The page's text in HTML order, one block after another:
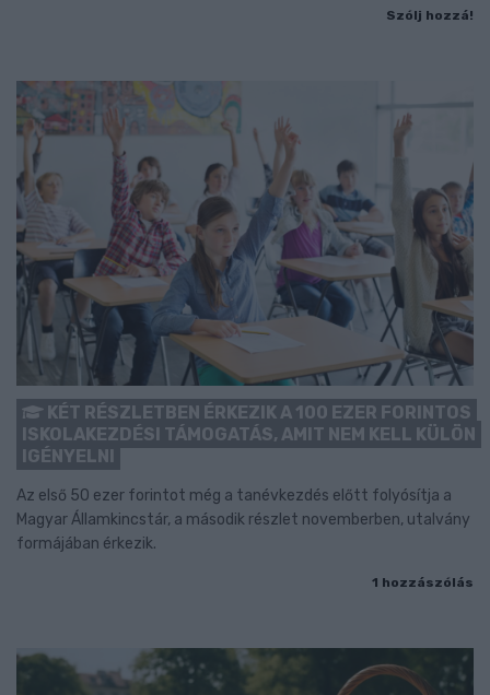
Szólj hozzá!
KÉT RÉSZLETBEN ÉRKEZIK A 100 EZER FORINTOS
ISKOLAKEZDÉSI TÁMOGATÁS, AMIT NEM KELL KÜLÖN
IGÉNYELNI
Az első 50 ezer forintot még a tanévkezdés előtt folyósítja a
Magyar Államkincstár, a második részlet novemberben, utalvány
formájában érkezik.
1 hozzászólás